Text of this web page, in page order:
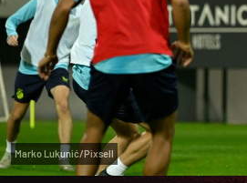
Marko Lukunić/Pixsell